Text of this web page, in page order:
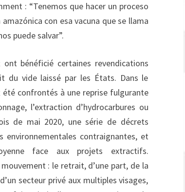
: “Tenemos que hacer un proceso
con esa vacuna que se llama
puede salvar”.
bénéficié certaines revendications
du vide laissé par les États. Dans le
confrontés à une reprise fulgurante
l’extraction d’hydrocarbures ou
de mai 2020, une série de décrets
environnementales contraignantes, et
face aux projets extractifs.
: le retrait, d’une part, de la
secteur privé aux multiples visages,